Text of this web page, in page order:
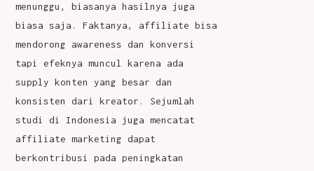
menunggu, biasanya hasilnya juga
biasa saja. Faktanya, affiliate bisa
mendorong awareness dan konversi
tapi efeknya muncul karena ada
supply konten yang besar dan
konsisten dari kreator. Sejumlah
studi di Indonesia juga mencatat
affiliate marketing dapat
berkontribusi pada peningkatan